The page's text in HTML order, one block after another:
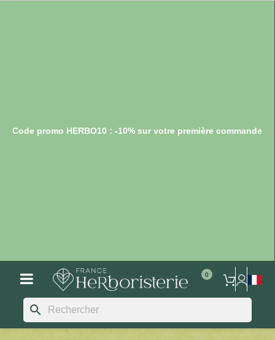
Code promo HERBO10 : -10% sur votre première commande
search